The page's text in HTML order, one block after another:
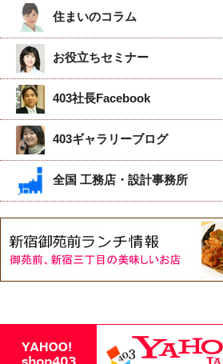
住まいのコラム
お役立ちセミナー
403社長Facebook
403ギャラリーブログ
全国 工務店・設計事務所